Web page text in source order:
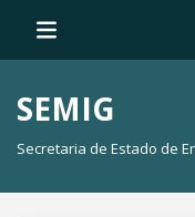
SEMIG
Secretaria de Estado de